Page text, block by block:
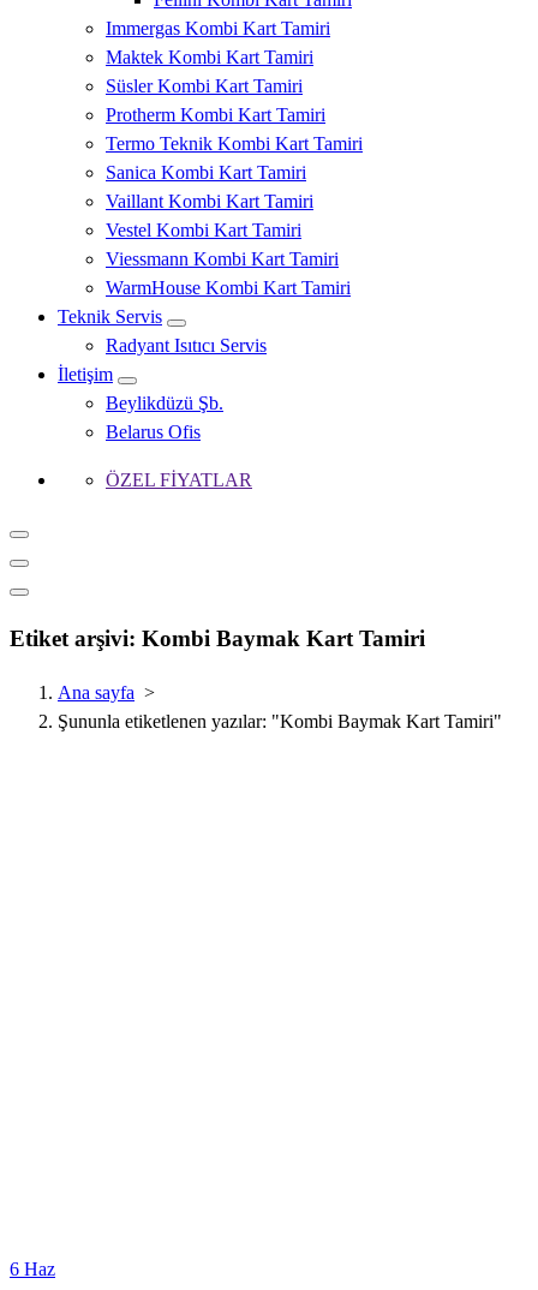
Immergas Kombi Kart Tamiri
Maktek Kombi Kart Tamiri
Süsler Kombi Kart Tamiri
Protherm Kombi Kart Tamiri
Termo Teknik Kombi Kart Tamiri
Sanica Kombi Kart Tamiri
Vaillant Kombi Kart Tamiri
Vestel Kombi Kart Tamiri
Viessmann Kombi Kart Tamiri
WarmHouse Kombi Kart Tamiri
Teknik Servis
Radyant Isıtıcı Servis
İletişim
Beylikdüzü Şb.
Belarus Ofis
ÖZEL FİYATLAR
Etiket arşivi: Kombi Baymak Kart Tamiri
Ana sayfa >
Şununla etiketlenen yazılar: "Kombi Baymak Kart Tamiri"
6 Haz